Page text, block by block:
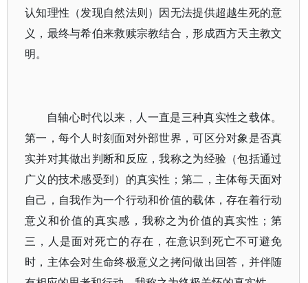
认知理性（发现自然法则）因无法提供超越生死的意
义，最终与希伯来救赎宗教结合，形成西方天主教文
明。
自轴心时代以来，人一直是三种真实性之载体。
第一，每个人时刻面对外部世界，可区分对象是否真
实并对其做出判断和反应，我称之为经验（包括通过
广义的技术感受到）的真实性；第二，主体每天面对
自己，自我作为一个行动和价值的载体，存在着行动
意义和价值的真实感，我称之为价值的真实性；第
三，人是面对死亡的存在，在意识到死亡不可避免
时，主体会对生命终极意义之拷问做出回答，并伴随